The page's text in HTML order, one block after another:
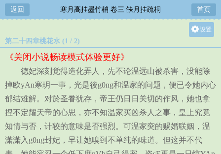
返回 寒月高挂墨竹梢 卷三 缺月挂疏桐 首页
设置
中
小
第二十四章桃花水 (1 / 2)
《关闭小说畅读模式体验更好》
德妃深刻觉得造化弄人，先不论温远山被杀害，没能除
掉欧yAn寒玥一事，光是後g0ng和温家的问题，便已令她内心
郁结难解。对於圣眷犹存，帝王仍日日关切的作风，她也拿
捏不定耀天帝的心思，亦不知温家买凶杀人之事，皇上究竟
知情与否，计较的意味是否强烈。可温家突的赐婚联姻，温
潇潇入g0ng封妃，早让她嗅到不单纯的味道。但这并不代